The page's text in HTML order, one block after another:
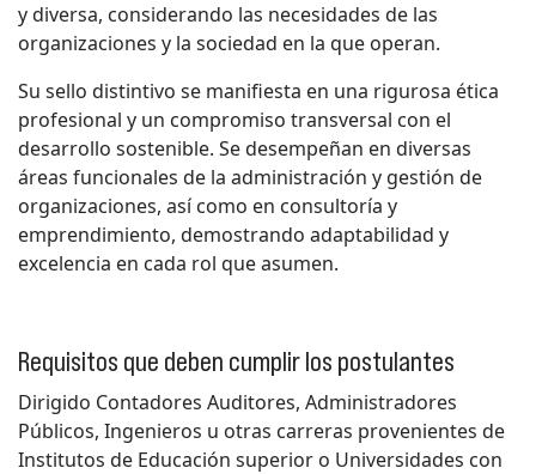
y diversa, considerando las necesidades de las
organizaciones y la sociedad en la que operan.
Su sello distintivo se manifiesta en una rigurosa ética
profesional y un compromiso transversal con el
desarrollo sostenible. Se desempeñan en diversas
áreas funcionales de la administración y gestión de
organizaciones, así como en consultoría y
emprendimiento, demostrando adaptabilidad y
excelencia en cada rol que asumen.
Requisitos que deben cumplir los postulantes
Dirigido Contadores Auditores, Administradores
Públicos, Ingenieros u otras carreras provenientes de
Institutos de Educación superior o Universidades con